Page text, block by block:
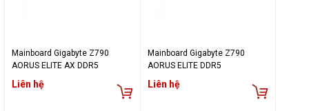
Mainboard Gigabyte Z790
AORUS ELITE AX​ DDR5
Liên hệ
Mainboard Gigabyte Z790
AORUS ELITE​ DDR5
Liên hệ